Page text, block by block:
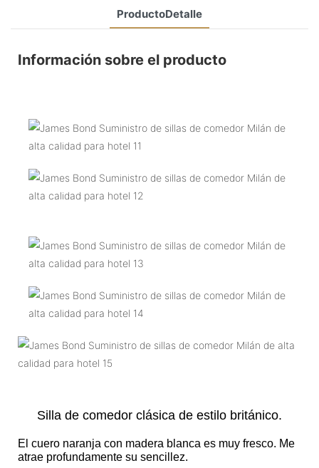
ProductoDetalle
Información sobre el producto
Silla de comedor clásica de estilo británico.
El cuero naranja con madera blanca es muy fresco. Me
atrae profundamente su sencillez.